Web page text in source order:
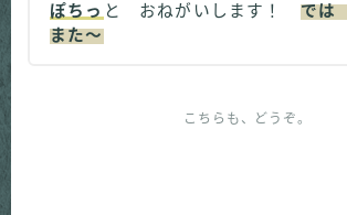
ぽちっ と おねがいします！ では
また～
こちらも、どうぞ。